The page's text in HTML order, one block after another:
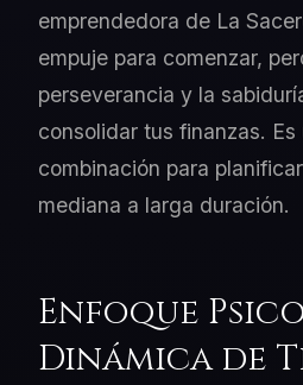
emprendedora de La
empuje para comenzar,
perseverancia y la
consolidar tus finanzas.
combinación para
mediana a larga duración.
Enfoque
Dinámica de